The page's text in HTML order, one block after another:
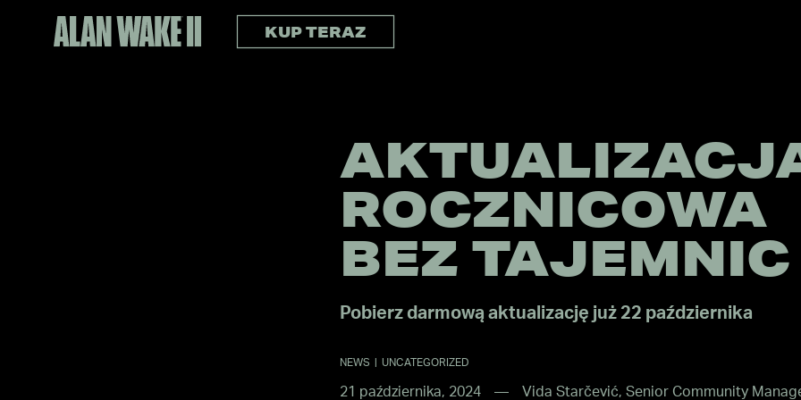
KUP TERAZ
ROCZNICOWA
BEZ TAJEMNIC
Pobierz darmową aktualizację już 22 października
NEWS UNCATEGORIZED
21 października, 2024 Vida Starčević, Senior Community